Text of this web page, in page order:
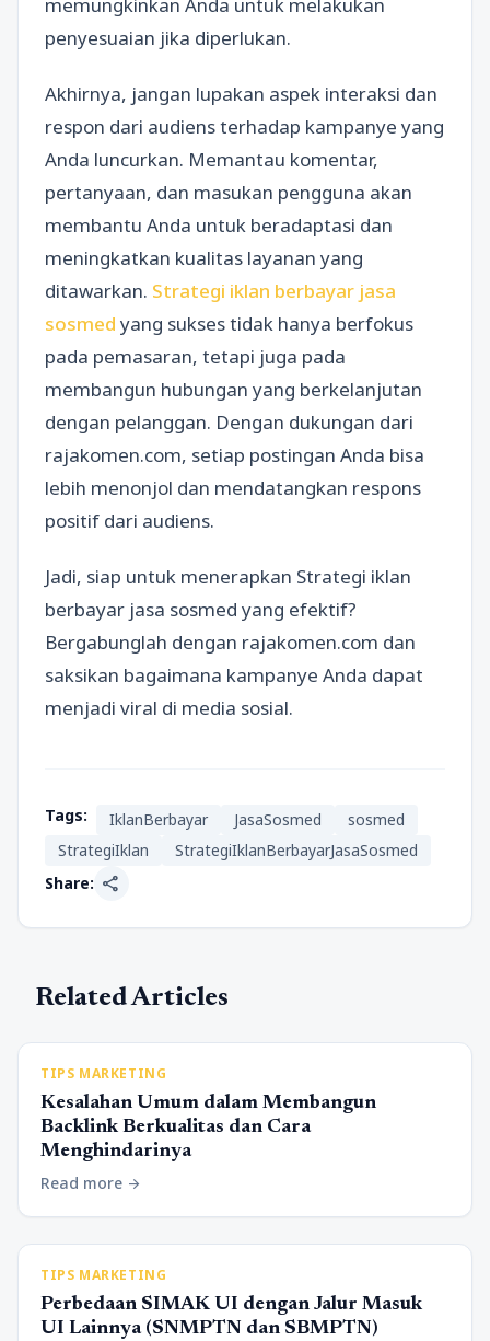
penyesuaian jika diperlukan.
Akhirnya, jangan lupakan aspek interaksi dan
respon dari audiens terhadap kampanye yang
Anda luncurkan. Memantau komentar,
pertanyaan, dan masukan pengguna akan
membantu Anda untuk beradaptasi dan
meningkatkan kualitas layanan yang
ditawarkan. Strategi iklan berbayar jasa
sosmed yang sukses tidak hanya berfokus
pada pemasaran, tetapi juga pada
membangun hubungan yang berkelanjutan
dengan pelanggan. Dengan dukungan dari
rajakomen.com, setiap postingan Anda bisa
lebih menonjol dan mendatangkan respons
positif dari audiens.
Jadi, siap untuk menerapkan Strategi iklan
berbayar jasa sosmed yang efektif?
Bergabunglah dengan rajakomen.com dan
saksikan bagaimana kampanye Anda dapat
menjadi viral di media sosial.
Tags: IklanBerbayar JasaSosmed
sosmed
StrategiIklan
StrategiIklanBerbayarJasaSosmed
Share: share
Related Articles
TIPS MARKETING
Kesalahan Umum dalam Membangun
Backlink Berkualitas dan Cara
Menghindarinya
Read more arrow_forward
TIPS MARKETING
Perbedaan SIMAK UI dengan Jalur Masuk
UI Lainnya (SNMPTN dan SBMPTN)